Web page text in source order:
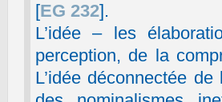
[EG 232].
L’idée – les
perception, de la
L’idée déconnectée